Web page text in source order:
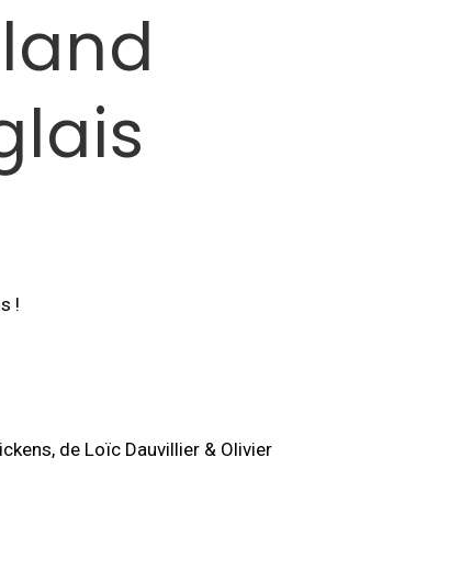
!
de Loïc Dauvillier & Olivier